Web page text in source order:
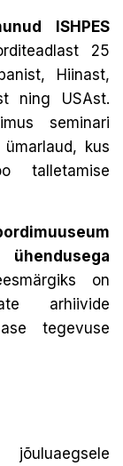
ISHPES
25
Hiinast,
ning USAst.
seminari
kus
talletamise
on
arhiivide
tegevuse